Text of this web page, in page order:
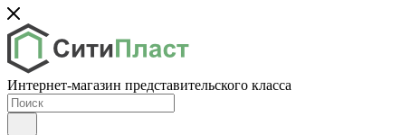
Интернет-магазин представительского класса